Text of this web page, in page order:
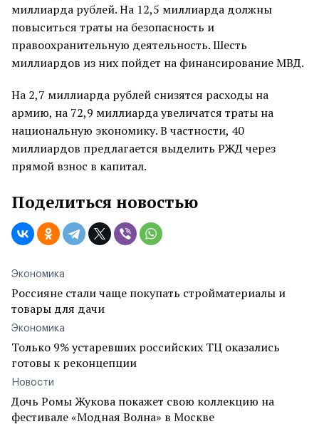
миллиарда рублей. На 12,5 миллиарда должны
повыситься траты на безопасность и
правоохранительную деятельность. Шесть
миллиардов из них пойдет на финансирование МВД.
На 2,7 миллиарда рублей снизятся расходы на
армию, на 72,9 миллиарда увеличатся траты на
национальную экономику. В частности, 40
миллиардов предлагается выделить РЖД через
прямой взнос в капитал.
Поделиться новостью
Экономика
Россияне стали чаще покупать стройматериалы и
товары для дачи
Экономика
Только 9% устаревших российских ТЦ оказались
готовы к реконцепции
Новости
Дочь Ромы Жукова покажет свою коллекцию на
фестивале «Модная Волна» в Москве